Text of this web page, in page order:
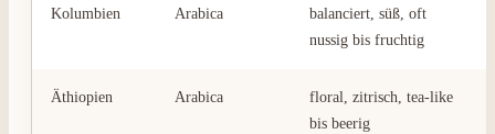
Kolumbien Arabica
balanciert, süß, oft
nussig bis fruchtig
Äthiopien Arabica
floral, zitrisch, tea-like
bis beerig